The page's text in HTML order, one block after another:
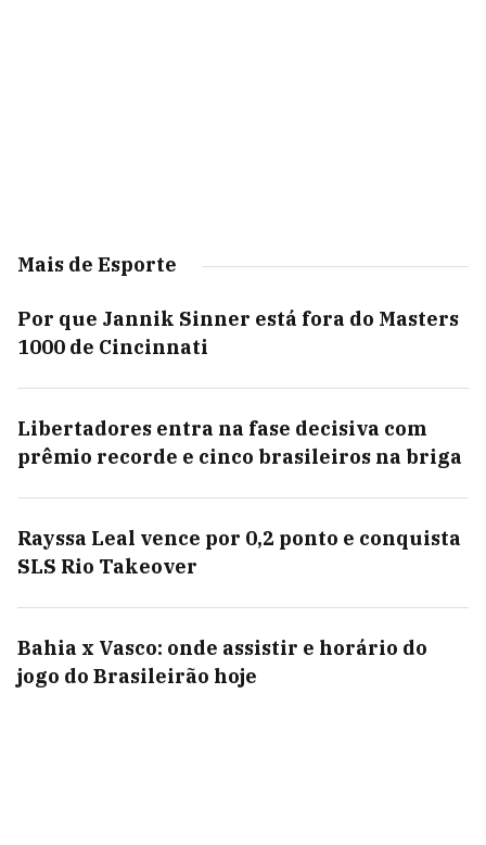
Mais de Esporte
Por que Jannik Sinner está fora do Masters
1000 de Cincinnati
Libertadores entra na fase decisiva com
prêmio recorde e cinco brasileiros na briga
Rayssa Leal vence por 0,2 ponto e conquista
SLS Rio Takeover
Bahia x Vasco: onde assistir e horário do
jogo do Brasileirão hoje